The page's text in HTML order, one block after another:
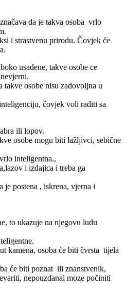
da je takva osoba vrlo
i strastvenu prirodu. Čovjek će
usađene, takve osobe ce
takve osobe nisu zadovoljna u
čovjek voli raditi sa
ili lopov.
osobe mogu biti lažljivci, sebične
inteligentna.,
i izdajica i treba ga
je postena , iskrena, vjerna i
to ukazuje na njegovu ludu
kamena, osoba će biti čvrsta tijela
će biti poznat ili znanstvenik,
nepouzdanai moze počiniti